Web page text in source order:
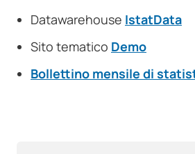
Datawarehouse IstatData
Sito tematico Demo
Bollettino mensile di